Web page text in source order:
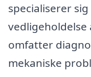
specialiserer
vedligeholdelse
omfatter
mekaniske